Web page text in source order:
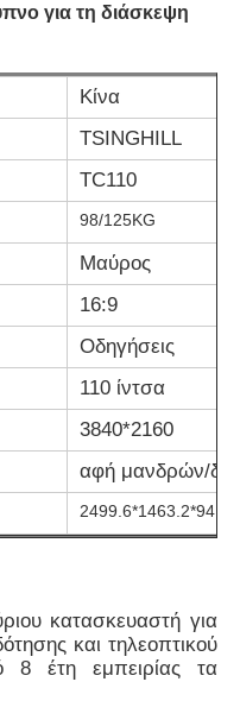
για τη διάσκεψη
Κίνα
TSINGHILL
TC110
98/125KG
Μαύρος
16:9
Οδηγήσεις
110 ίντσα
3840*2160
αφή μανδρών/
κατασκευαστή για
και τηλεοπτικού
έτη εμπειρίας τα